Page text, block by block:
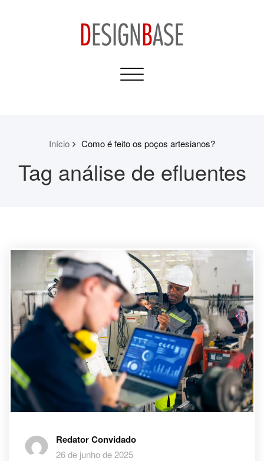
Toggle
Início Como é feito os poços artesianos?
Tag análise de efluentes
Redator Convidado
26 de junho de 2025